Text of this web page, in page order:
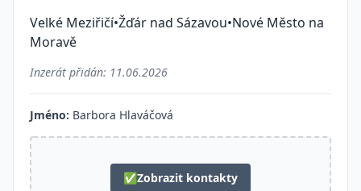
Velké Meziřičí•Žďár nad Sázavou•Nové Město na
Moravě
Inzerát přidán: 11.06.2026
Jméno: Barbora Hlaváčová
✅Zobrazit kontakty